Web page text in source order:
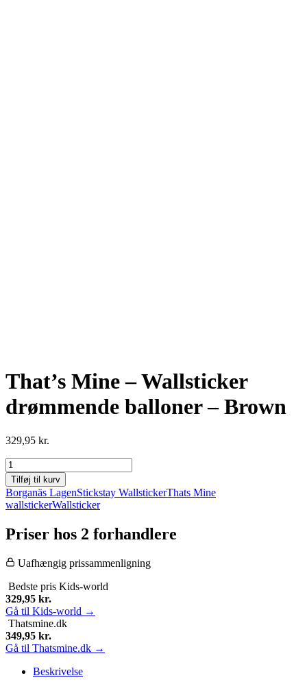
That’s Mine – Wallsticker
drømmende balloner – Brown
329,95 kr.
That's
Mine
-
Wallsticker
drømmende
-
antal
Tilføj til kurv
Borganäs LagenStickstay WallstickerThats Mine
wallstickerWallsticker
Priser hos 2 forhandlere
Uafhængig prissammenligning
Bedste pris Kids-world
329,95 kr.
Gå til Kids-world →
Thatsmine.dk
349,95 kr.
Gå til Thatsmine.dk →
Beskrivelse